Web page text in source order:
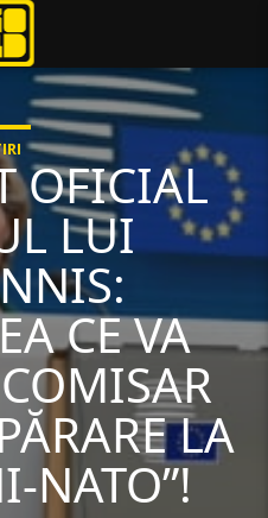
OFICIAL
LUI
CE VA
LA
NATO”!